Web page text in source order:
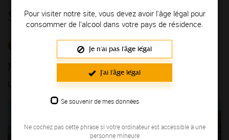
Pour visiter notre site, vous devez avoir l'âge légal pour
consommer de l'alcool dans votre pays de résidence.
Je n'ai pas l'âge légal
J'ai l'âge légal
Se souvenir de mes données
Ne cochez pas cette phrase si votre ordinateur est accessible à une
personne mineure
Salle de presse
MILLÉSIMES
Millésime 2005 - Une année exceptionnelle
LE 20/11/2006